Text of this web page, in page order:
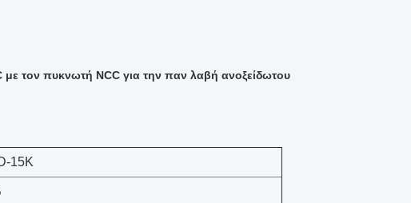
τον πυκνωτή NCC για την παν λαβή ανοξείδωτου
15K